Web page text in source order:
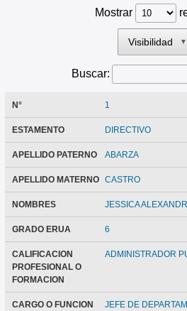
Mostrar
Visibilidad ▼
Buscar:
N° 1
ESTAMENTO DIRECTIVO
APELLIDO PATERNO ABARZA
APELLIDO MATERNO CASTRO
NOMBRES JESSICA
GRADO ERUA 6
CALIFICACION
PROFESIONAL O
FORMACION
ADMINISTRADOR
CARGO O FUNCION JEFE DE